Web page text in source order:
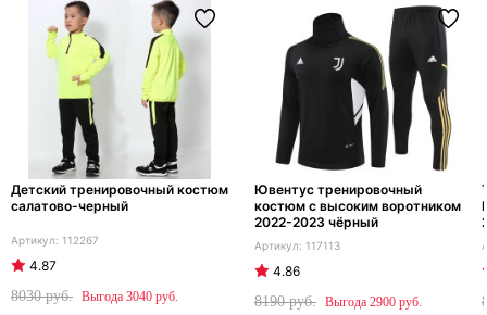
Детский тренировочный костюм
салатово-черный
112267
4.87
8030
3040
Ювентус тренировочный
костюм с высоким воротником
2022-2023 чёрный
117113
4.86
8190
2900